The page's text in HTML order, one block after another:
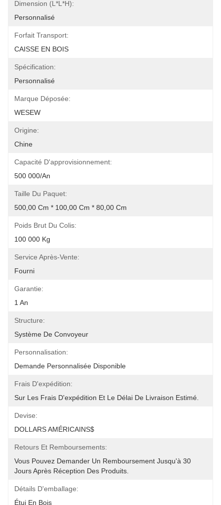
Dimension (l*l*h):
Personnalisé
Forfait Transport:
CAISSE EN BOIS
Spécification:
Personnalisé
Marque Déposée:
WESEW
Origine:
Chine
Capacité D'approvisionnement:
500 000/an
Taille Du Paquet:
500,00 Cm * 100,00 Cm * 80,00 Cm
Poids Brut Du Colis:
100 000 Kg
Service Après-Vente:
Fourni
Garantie:
1 An
Structure:
Système De Convoyeur
Personnalisation:
Demande Personnalisée Disponible
Frais D'expédition:
Sur Les Frais D'expédition Et Le Délai De Livraison Estimé.
Devise:
DOLLARS AMÉRICAINS$
Retours Et Remboursements:
Vous Pouvez Demander Un Remboursement Jusqu'à 30
Jours Après Réception Des Produits.
Détails D'emballage:
Étui En Bois